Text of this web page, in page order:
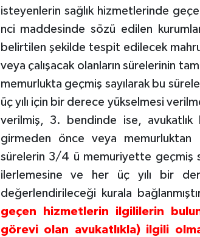
isteyenlerin sağlık hizmetlerinde
nci maddesinde sözü edilen
belirtilen şekilde tespit edilecek
veya çalışacak olanların sürelerinin
memurlukta geçmiş sayılarak bu
üç yılı için bir derece yükselmesi
verilmiş, 3. bendinde ise, avukatlık
girmeden önce veya memurluktan
sürelerin 3/4 ü memuriyette geçmiş
ilerlemesine ve her üç yılı bir
değerlendirileceği kurala
geçen hizmetlerin ilgililerin
görevi olan avukatlıkla) ilgili